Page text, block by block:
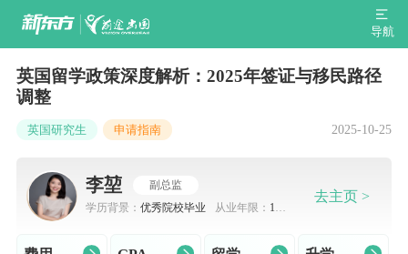
导航
英国留学政策深度解析：2025年签证与移民路径
调整
英国研究生 申请指南 2025-10-25
李堃
副总监
学历背景： 优秀院校毕业 从业年限： 10-
去主页 >